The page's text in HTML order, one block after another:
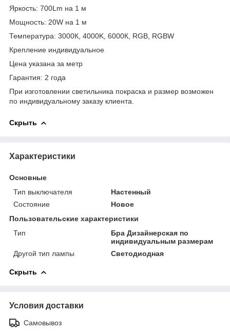
Яркость: 700Lm на 1 м
Мощность: 20W на 1 м
Температура: 3000К, 4000K, 6000К, RGB, RGBW
Крепление индивидуальное
Цена указана за метр
Гарантия: 2 года
При изготовлении светильника покраска и размер возможен
по индивидуальному заказу клиента.
Скрыть
Характеристики
Основные
Тип выключателя
Настенный
Состояние
Новое
Пользовательские характеристики
Тип
Бра Дизайнерская по
индивидуальным размерам
Другой тип лампы
Светодиодная
Скрыть
Условия доставки
Самовывоз